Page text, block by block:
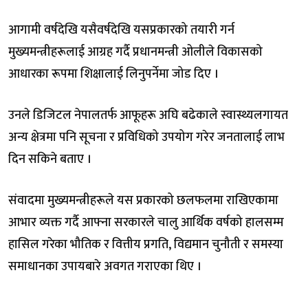
आगामी वर्षदेखि यसैवर्षदेखि यसप्रकारको तयारी गर्न
मुख्यमन्त्रीहरूलाई आग्रह गर्दै प्रधानमन्त्री ओलीले विकासको
आधारका रूपमा शिक्षालाई लिनुपर्नेमा जोड दिए ।
उनले डिजिटल नेपालतर्फ आफूहरू अघि बढेकाले स्वास्थ्यलगायत
अन्य क्षेत्रमा पनि सूचना र प्रविधिको उपयोग गरेर जनतालाई लाभ
दिन सकिने बताए ।
संवादमा मुख्यमन्त्रीहरूले यस प्रकारको छलफलमा राखिएकामा
आभार व्यक्त गर्दै आफ्ना सरकारले चालु आर्थिक वर्षको हालसम्म
हासिल गरेका भौतिक र वित्तीय प्रगति, विद्यमान चुनौती र समस्या
समाधानका उपायबारे अवगत गराएका थिए ।